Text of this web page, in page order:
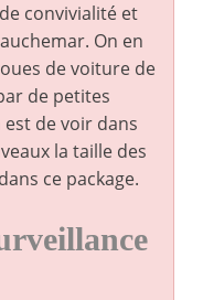
convivialité et
On en
de voiture de
de petites
de voir dans
la taille des
ce package.